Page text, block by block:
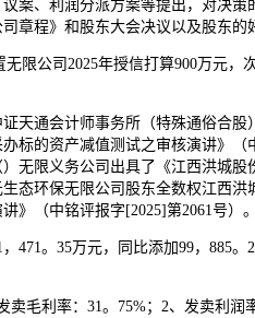
案、利润分派方案等提出，对决
章程》和股东大会决议以及股东的
公司2025年授信打算900万元，
通会计师事务所（特殊通俗合股
标的资产减值测试之审核演讲》（
无限义务公司出具了《江西洪城
态环保无限公司股东全数权江西洪
》（中铭评报字[2025]第2061号）。
。35万元，同比添加99，885。
利率：31。75%；2、发卖利润率